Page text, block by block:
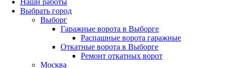
Наши работы
Выбрать город
Выборг
Гаражные ворота в Выборге
Распашные ворота гаражные
Откатные ворота в Выборге
Ремонт откатных ворот
Москва